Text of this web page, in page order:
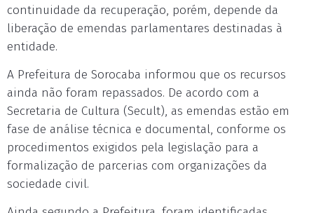
continuidade da recuperação, porém, depende da
liberação de emendas parlamentares destinadas à
entidade.
A Prefeitura de Sorocaba informou que os recursos
ainda não foram repassados. De acordo com a
Secretaria de Cultura (Secult), as emendas estão em
fase de análise técnica e documental, conforme os
procedimentos exigidos pela legislação para a
formalização de parcerias com organizações da
sociedade civil.